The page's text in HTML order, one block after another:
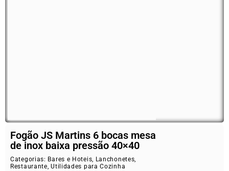
Fogão JS Martins 6 bocas mesa
de inox baixa pressão 40×40
Categorias: Bares e Hoteis, Lanchonetes,
Restaurante,Utilidades para Cozinha